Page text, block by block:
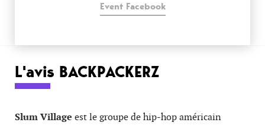
Event Facebook
L'avis BACKPACKERZ
Slum Village est le groupe de hip-hop américain